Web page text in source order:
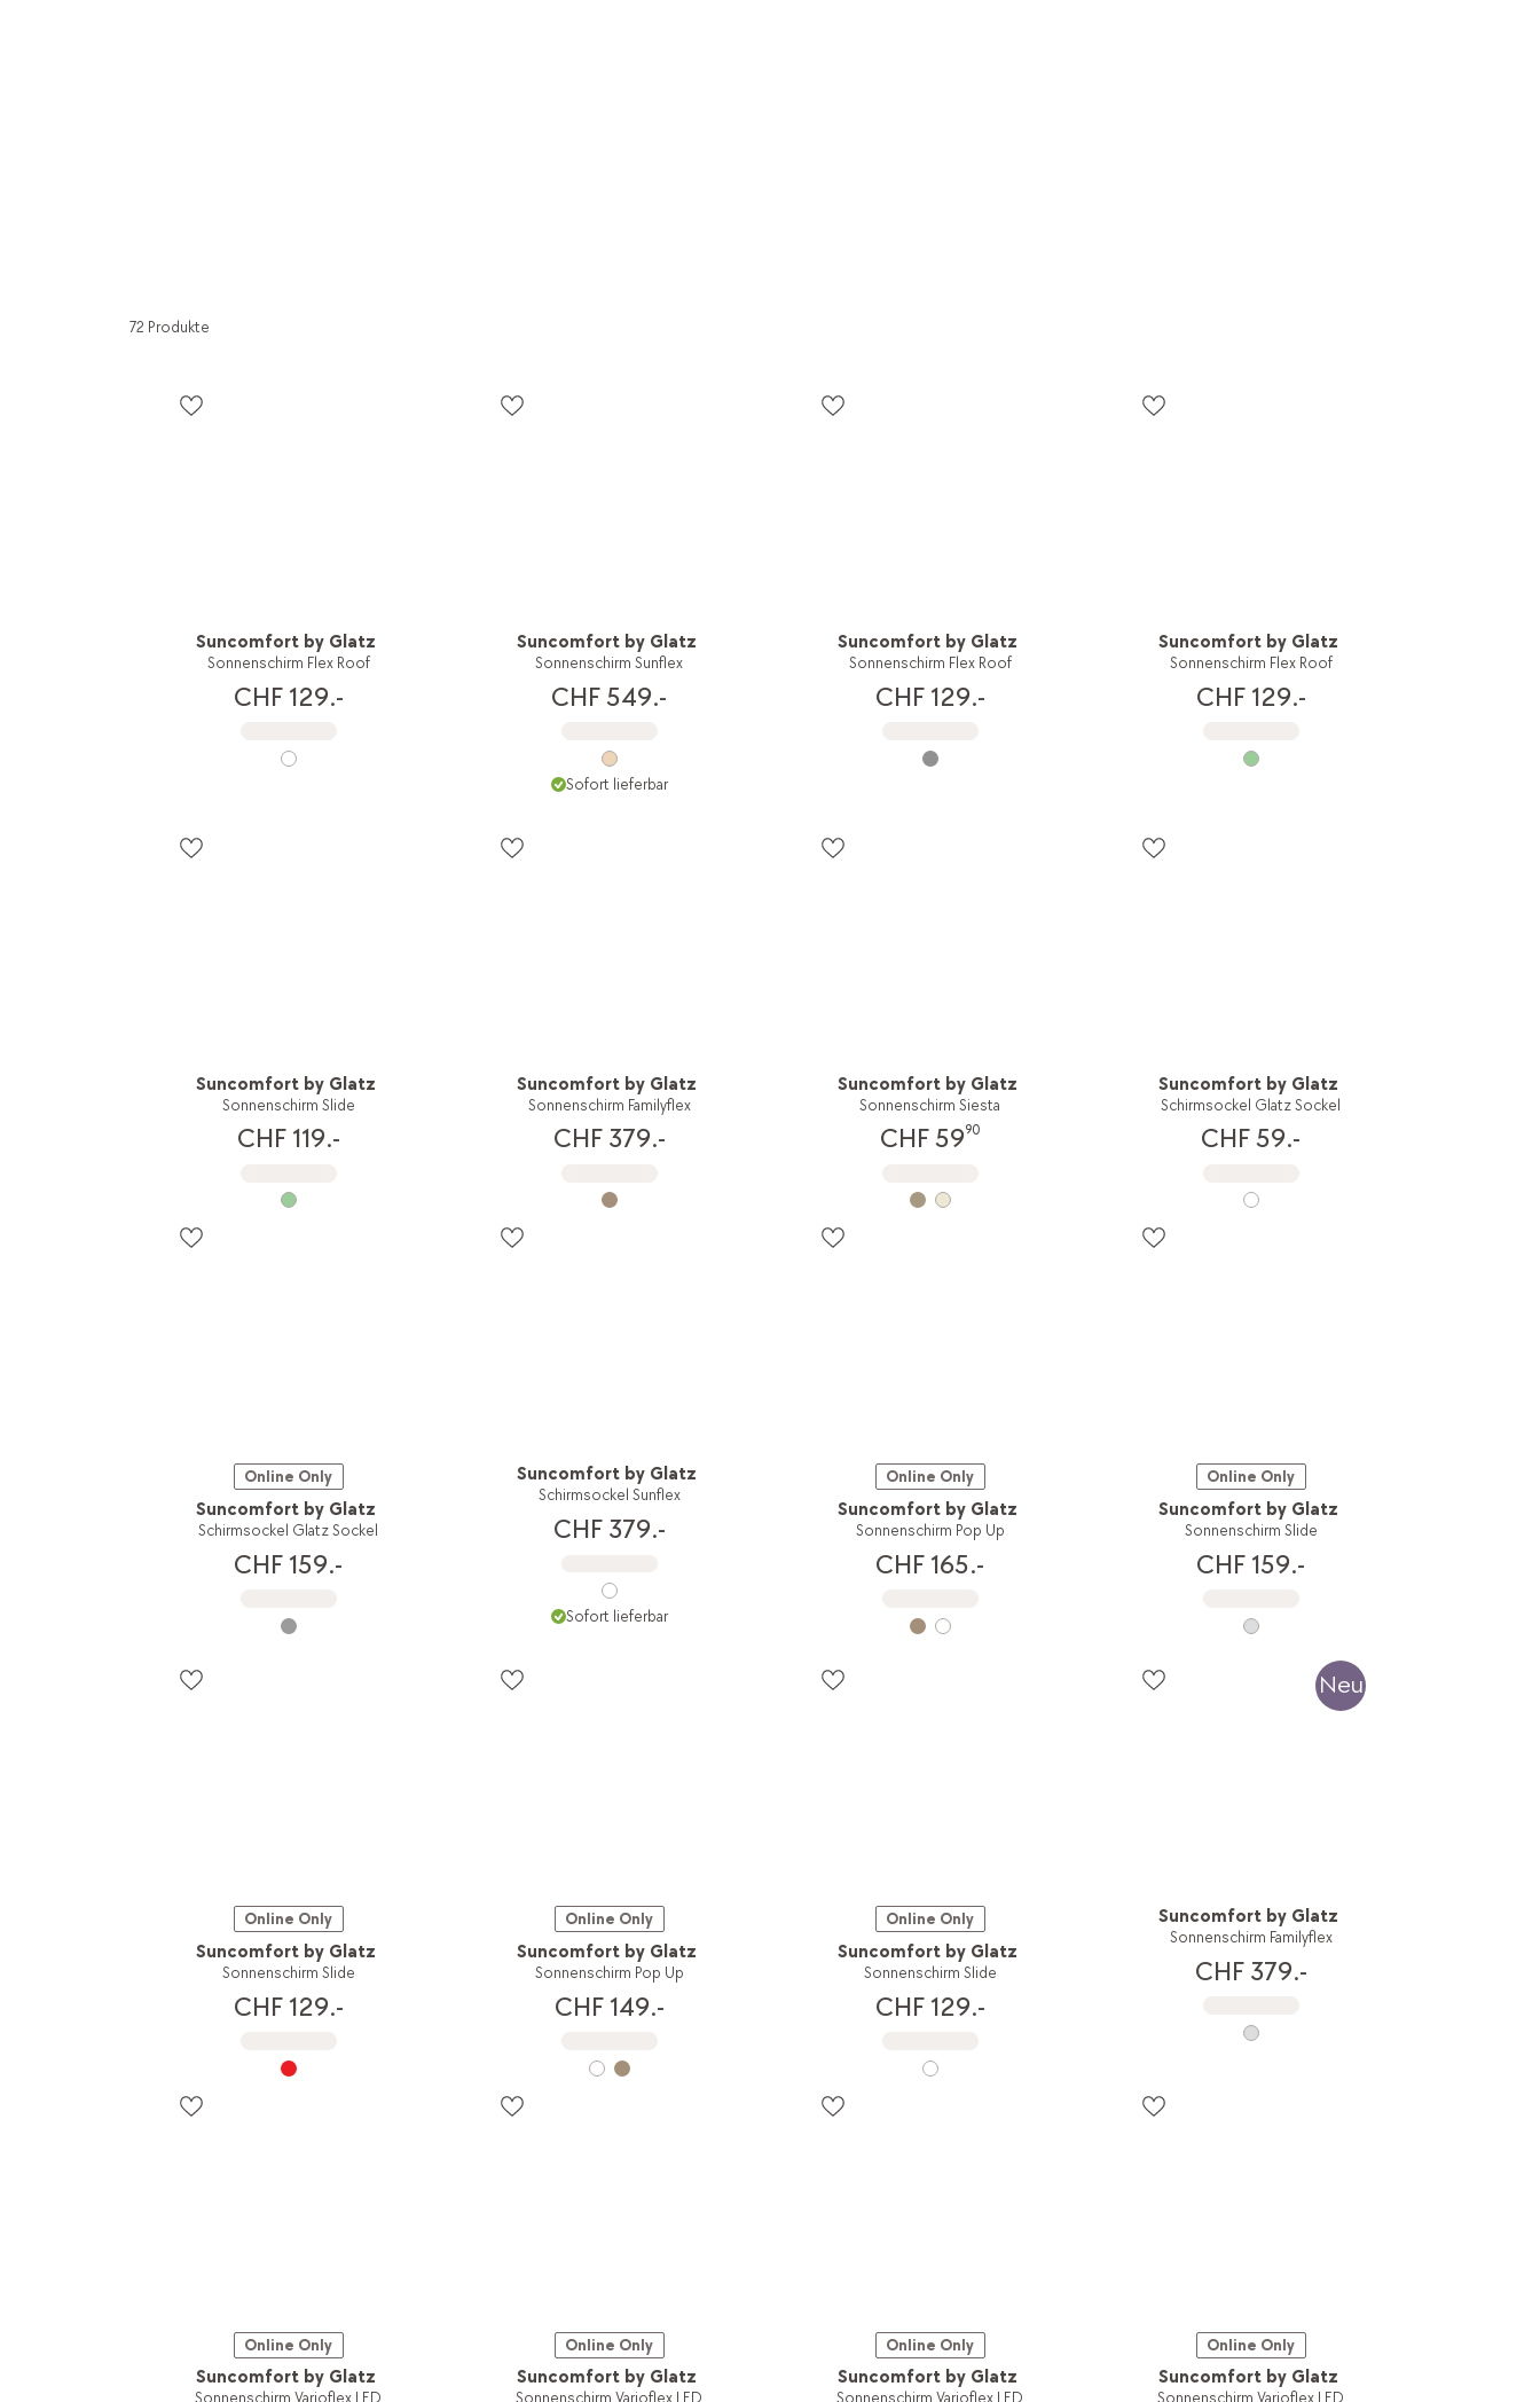
72 Produkte
Suncomfort by Glatz
Sonnenschirm Flex Roof
CHF 129.-
Suncomfort by Glatz
Sonnenschirm Sunflex
CHF 549.-
Sofort lieferbar
Suncomfort by Glatz
Sonnenschirm Flex Roof
CHF 129.-
Suncomfort by Glatz
Sonnenschirm Flex Roof
CHF 129.-
Suncomfort by Glatz
Sonnenschirm Slide
CHF 119.-
Suncomfort by Glatz
Sonnenschirm Familyflex
CHF 379.-
Suncomfort by Glatz
Sonnenschirm Siesta
CHF 5990
Suncomfort by Glatz
Schirmsockel Glatz Sockel
CHF 59.-
Online Only
Suncomfort by Glatz
Schirmsockel Glatz Sockel
CHF 159.-
Suncomfort by Glatz
Schirmsockel Sunflex
CHF 379.-
Sofort lieferbar
Online Only
Suncomfort by Glatz
Sonnenschirm Pop Up
CHF 165.-
Online Only
Suncomfort by Glatz
Sonnenschirm Slide
CHF 159.-
Online Only
Suncomfort by Glatz
Sonnenschirm Slide
CHF 129.-
Online Only
Suncomfort by Glatz
Sonnenschirm Pop Up
CHF 149.-
Online Only
Suncomfort by Glatz
Sonnenschirm Slide
CHF 129.-
Neu
Suncomfort by Glatz
Sonnenschirm Familyflex
CHF 379.-
Online Only
Suncomfort by Glatz
Online Only
Suncomfort by Glatz
Online Only
Suncomfort by Glatz
Online Only
Suncomfort by Glatz